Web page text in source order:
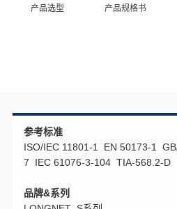
产品选型 产品规格书
参考标准
ISO/IEC 11801-1 EN 50173-1
7 IEC 61076-3-104 TIA-568.2-D
品牌&系列